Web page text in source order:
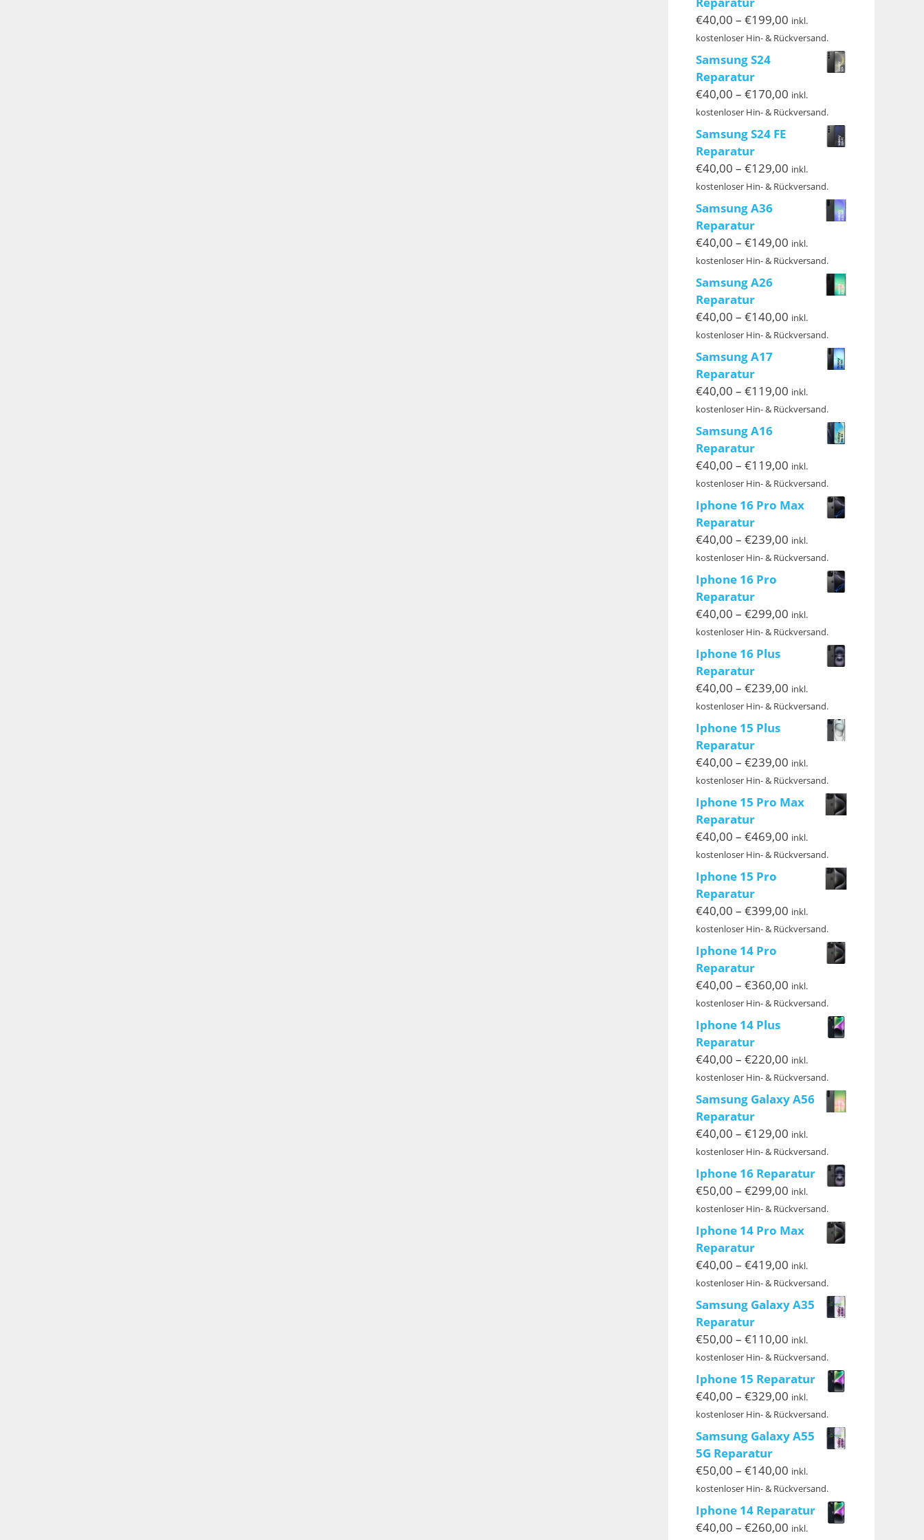
€40,00 – €199,00 Preisspanne:
€40,00
€199,00
inkl.
kostenloser Hin- & Rückversand.
Samsung S24
Reparatur
€40,00 – €170,00 Preisspanne:
€40,00
€170,00
inkl.
kostenloser Hin- & Rückversand.
Samsung S24 FE
Reparatur
€40,00 – €129,00 Preisspanne:
€40,00
€129,00
inkl.
kostenloser Hin- & Rückversand.
Samsung A36
Reparatur
€40,00 – €149,00 Preisspanne:
€40,00
€149,00
inkl.
kostenloser Hin- & Rückversand.
Samsung A26
Reparatur
€40,00 – €140,00 Preisspanne:
€40,00
€140,00
inkl.
kostenloser Hin- & Rückversand.
Samsung A17
Reparatur
€40,00 – €119,00 Preisspanne:
€40,00
€119,00
inkl.
kostenloser Hin- & Rückversand.
Samsung A16
Reparatur
€40,00 – €119,00 Preisspanne:
€40,00
bis
€119,00
inkl.
kostenloser Hin- & Rückversand.
Iphone 16 Pro Max
Reparatur
€40,00 – €239,00 Preisspanne:
€40,00
€239,00
inkl.
kostenloser Hin- & Rückversand.
Iphone 16 Pro
Reparatur
€40,00 – €299,00 Preisspanne:
€40,00
€299,00
inkl.
kostenloser Hin- & Rückversand.
Iphone 16 Plus
Reparatur
€40,00 – €239,00 Preisspanne:
€40,00
€239,00
inkl.
kostenloser Hin- & Rückversand.
Iphone 15 Plus
Reparatur
€40,00 – €239,00 Preisspanne:
€40,00
bis
€239,00
inkl.
kostenloser Hin- & Rückversand.
Iphone 15 Pro Max
Reparatur
€40,00 – €469,00 Preisspanne:
€40,00
€469,00
inkl.
kostenloser Hin- & Rückversand.
Iphone 15 Pro
Reparatur
€40,00 – €399,00 Preisspanne:
€40,00
€399,00
inkl.
kostenloser Hin- & Rückversand.
Iphone 14 Pro
Reparatur
€40,00 – €360,00 Preisspanne:
€40,00
€360,00
inkl.
kostenloser Hin- & Rückversand.
Iphone 14 Plus
Reparatur
€40,00 – €220,00 Preisspanne:
€40,00
bis
€220,00
inkl.
kostenloser Hin- & Rückversand.
Samsung Galaxy A56
Reparatur
€40,00 – €129,00 Preisspanne:
€40,00
bis
€129,00
inkl.
kostenloser Hin- & Rückversand.
Iphone 16 Reparatur
€50,00 – €299,00 Preisspanne:
€50,00
bis
€299,00
inkl.
kostenloser Hin- & Rückversand.
Iphone 14 Pro Max
Reparatur
€40,00 – €419,00 Preisspanne:
€40,00
bis
€419,00
inkl.
kostenloser Hin- & Rückversand.
Samsung Galaxy A35
Reparatur
€50,00 – €110,00 Preisspanne:
€50,00
bis
€110,00
inkl.
kostenloser Hin- & Rückversand.
Iphone 15 Reparatur
€40,00 – €329,00 Preisspanne:
€40,00
bis
€329,00
inkl.
kostenloser Hin- & Rückversand.
Samsung Galaxy A55
5G Reparatur
€50,00 – €140,00 Preisspanne:
€50,00
bis
€140,00
inkl.
kostenloser Hin- & Rückversand.
Iphone 14 Reparatur
€40,00 – €260,00 Preisspanne:
inkl.